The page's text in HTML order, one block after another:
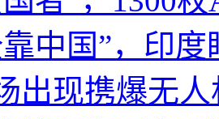
中国”，印
出现携爆无